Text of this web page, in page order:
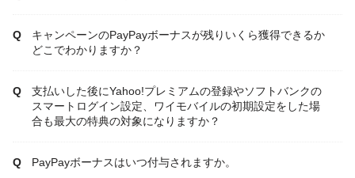
キャンペーンのPayPayボーナスが残りいくら獲得できるか
どこでわかりますか？
支払いした後にYahoo!プレミアムの登録やソフトバンクの
スマートログイン設定、ワイモバイルの初期設定をした場
合も最大の特典の対象になりますか？
PayPayボーナスはいつ付与されますか。